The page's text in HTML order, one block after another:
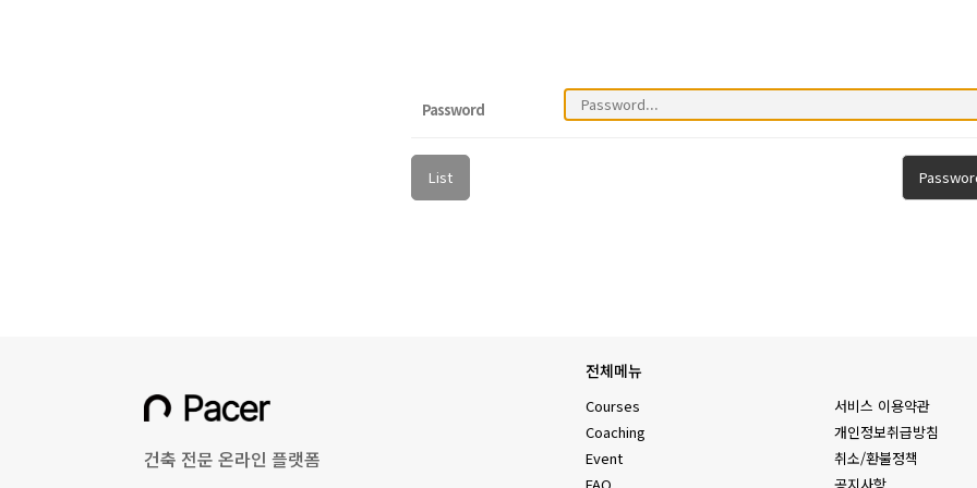
Password
List
건축 전문 온라인 플랫폼
전체메뉴
Courses
Coaching
Event
서비스 이용약관
개인정보취급방침
취소/환불정책